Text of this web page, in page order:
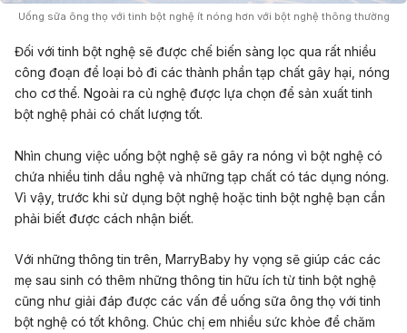
Uống sữa ông thọ với tinh bột nghệ ít nóng hơn với bột nghệ thông thường
Đối với tinh bột nghệ sẽ được chế biến sàng lọc qua rất nhiều
công đoạn để loại bỏ đi các thành phần tạp chất gây hại, nóng
cho cơ thể. Ngoài ra củ nghệ được lựa chọn để sản xuất tinh
bột nghệ phải có chất lượng tốt.
Nhìn chung việc uống bột nghệ sẽ gây ra nóng vì bột nghệ có
chứa nhiều tinh dầu nghệ và những tạp chất có tác dụng nóng.
Vì vậy, trước khi sử dụng bột nghệ hoặc tinh bột nghệ bạn cần
phải biết được cách nhận biết.
Với những thông tin trên, MarryBaby hy vọng sẽ giúp các các
mẹ sau sinh có thêm những thông tin hữu ích từ tinh bột nghệ
cũng như giải đáp được các vấn đề uống sữa ông thọ với tinh
bột nghệ có tốt không. Chúc chị em nhiều sức khỏe để chăm